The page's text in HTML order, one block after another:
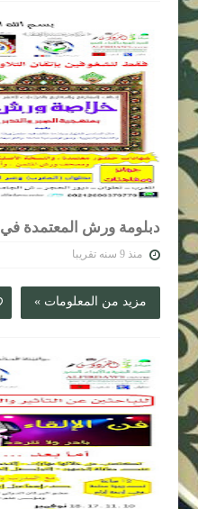
دبلومة ورش المعتمدة في 15 يومًا
منذ 9 سنه تقريبا
مزيد من المعلومات »